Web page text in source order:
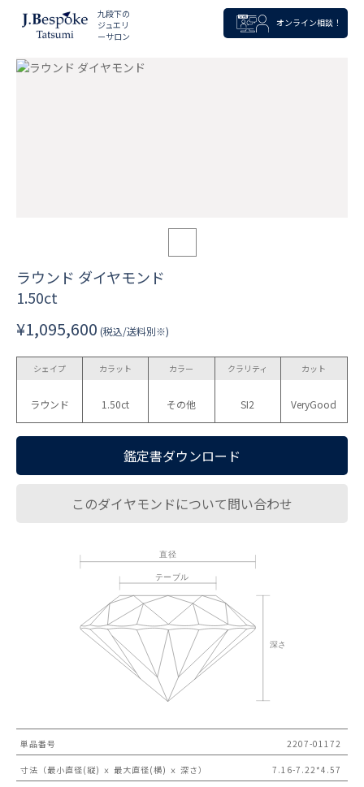
九段下の
ジュエリ
ーサロン
オンライン相談！
ラウンド ダイヤモンド
1.50ct
¥1,095,600 (税込/送料別※)
シェイプ
ラウンド
カラット
1.50ct
カラー
その他
クラリティ
SI2
カット
VeryGood
鑑定書ダウンロード
このダイヤモンドについて問い合わせ
単品番号 2207-01172
寸法（最小直径(縦) ｘ 最大直径(横) ｘ 深さ） 7.16-7.22*4.57